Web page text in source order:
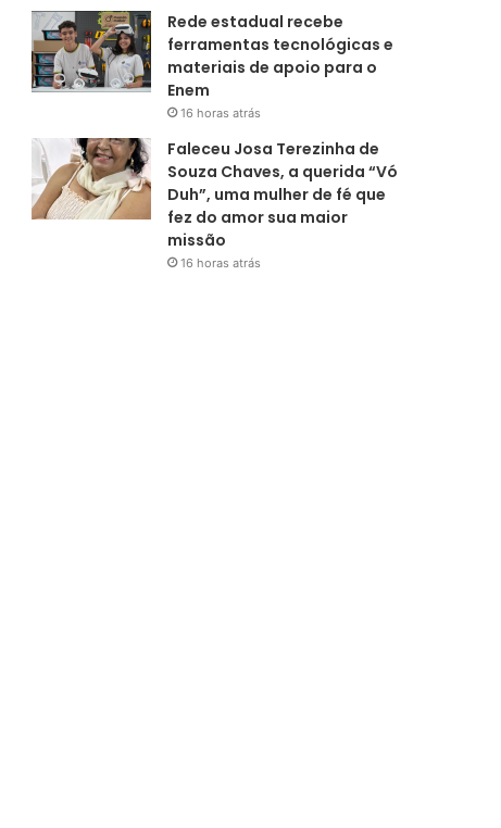
Rede estadual recebe
ferramentas tecnológicas e
materiais de apoio para o
Enem
16 horas atrás
Faleceu Josa Terezinha de
Souza Chaves, a querida “Vó
Duh”, uma mulher de fé que
fez do amor sua maior
missão
16 horas atrás